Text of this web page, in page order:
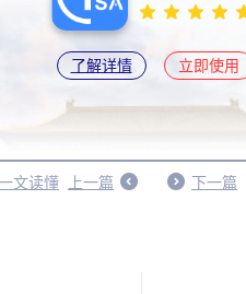
了解详情 立即使用
文读懂 上一篇 下一篇